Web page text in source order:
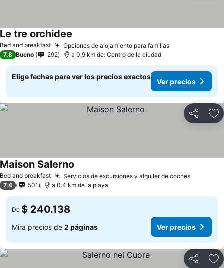
Bed and breakfast Opciones de alojamiento para familias
Le tre orchidee
7,8 Bueno 292 a 0.9 km de: Centro de la ciudad
Elige fechas para ver los precios exactos
Ver precios
Compartir
Bed and breakfast Servicios de excursiones y alquiler de coches
Maison Salerno
7,4 501 a 0.4 km de la playa
De $ 240.138
Mira precios de 2 páginas Ver precios
Compartir